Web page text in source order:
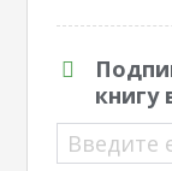
книгу
Введите